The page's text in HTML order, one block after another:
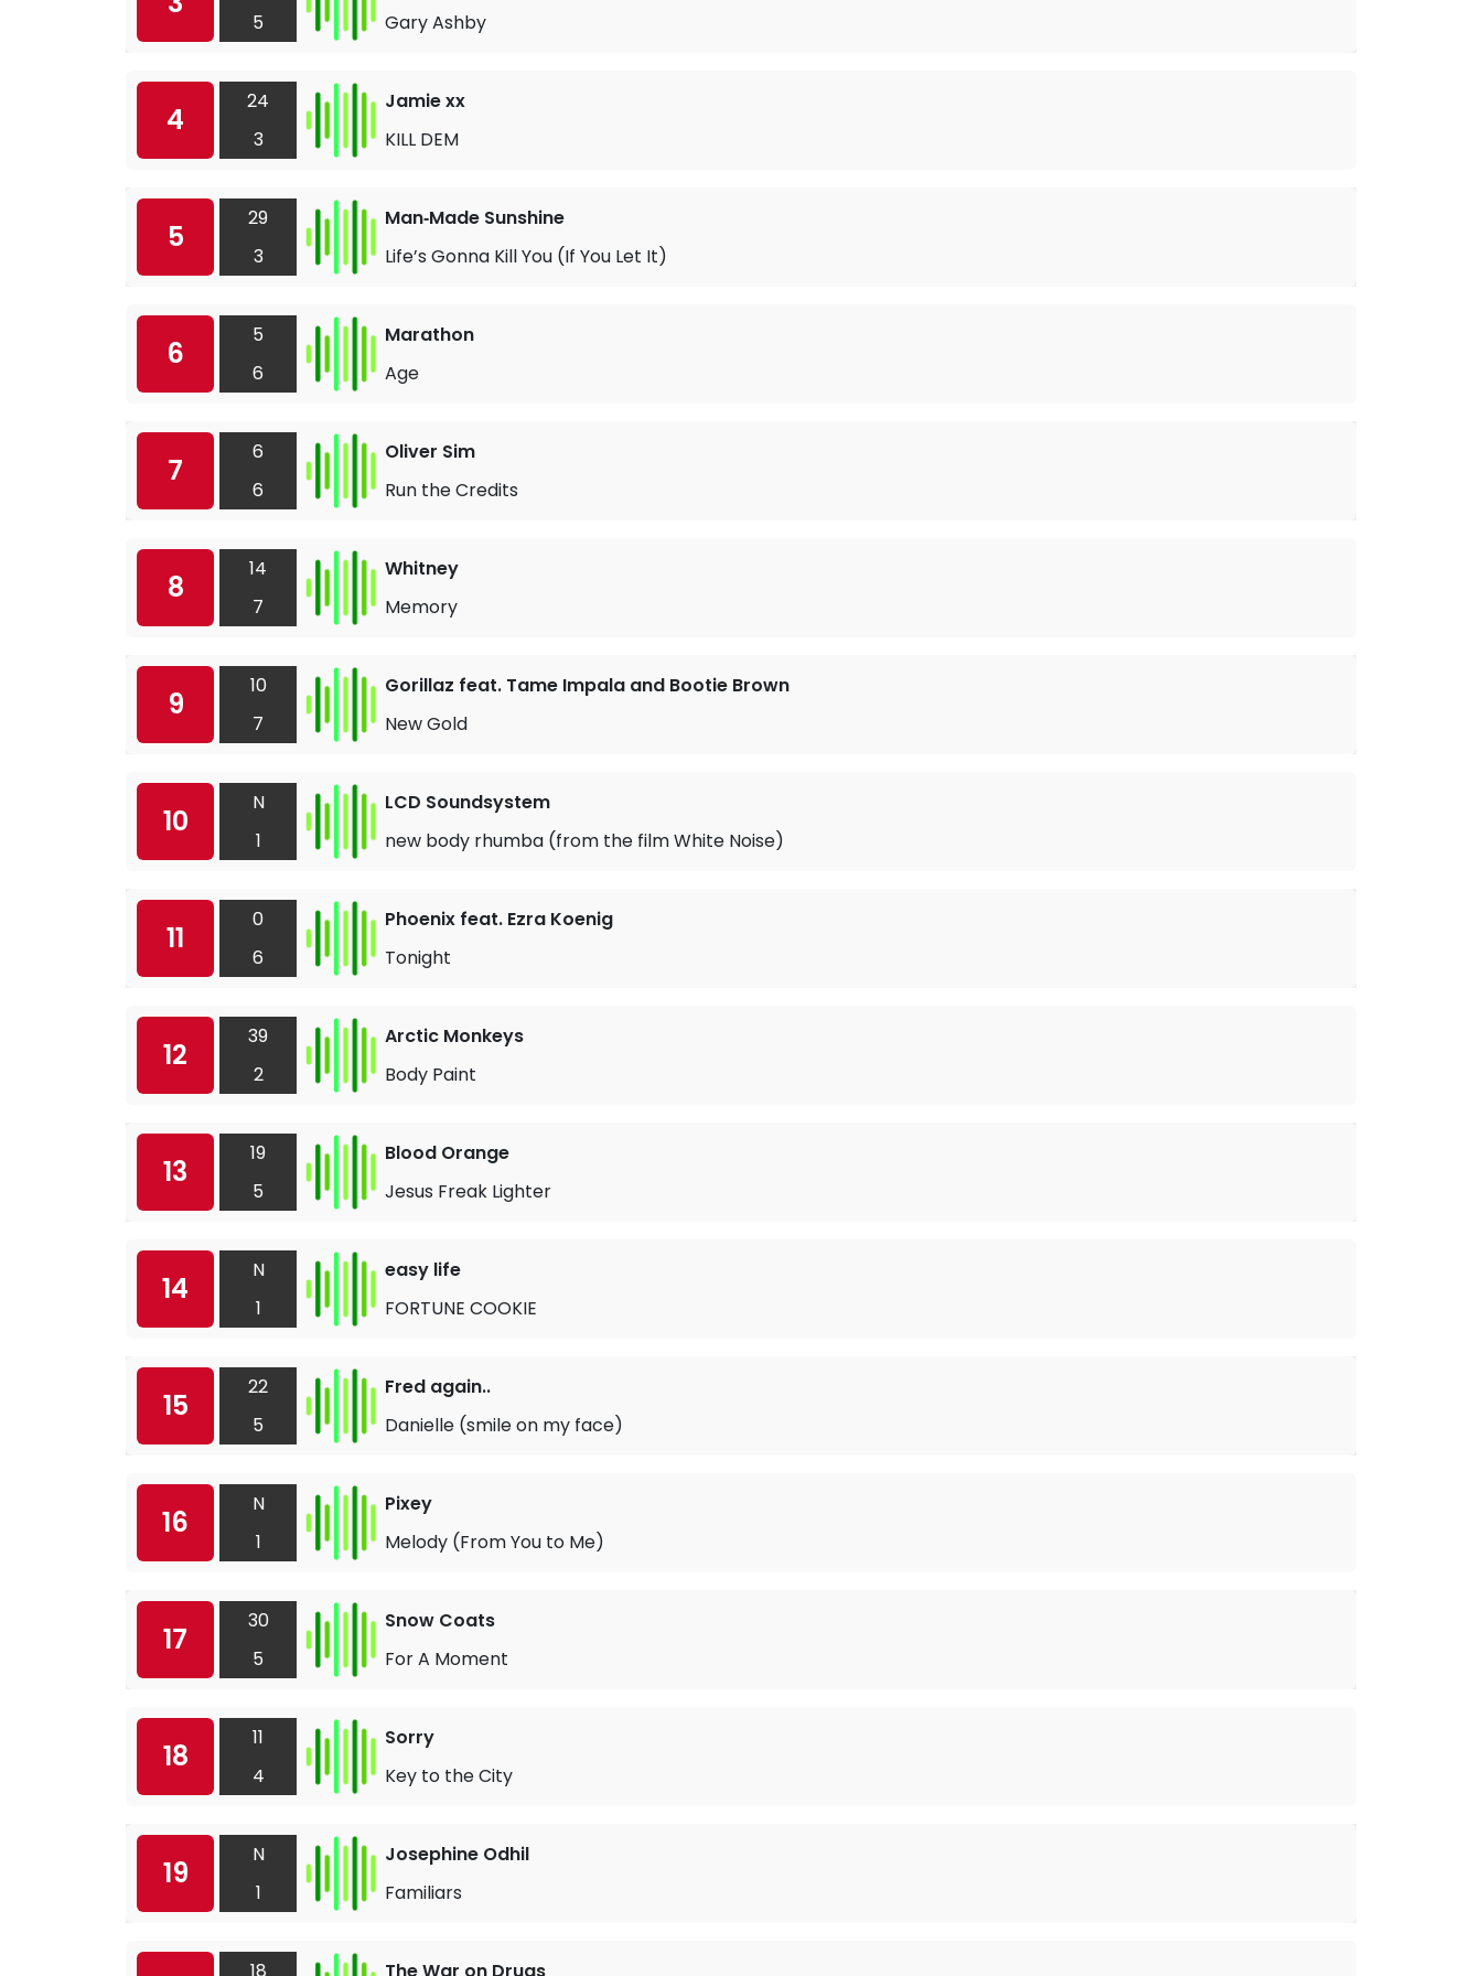
5
Gary Ashby
4
24
3
Jamie xx
KILL DEM
5
29
3
Man‐Made Sunshine
Life’s Gonna Kill You (If You Let It)
6
5
6
Marathon
Age
7
6
6
Oliver Sim
Run the Credits
8
14
7
Whitney
Memory
9
10
7
Gorillaz feat. Tame Impala and Bootie Brown
New Gold
10
N
1
LCD Soundsystem
new body rhumba (from the film White Noise)
11
0
6
Phoenix feat. Ezra Koenig
Tonight
12
39
2
Arctic Monkeys
Body Paint
13
19
5
Blood Orange
Jesus Freak Lighter
14
N
1
easy life
FORTUNE COOKIE
15
22
5
Fred again..
Danielle (smile on my face)
16
N
1
Pixey
Melody (From You to Me)
17
30
5
Snow Coats
For A Moment
18
11
4
Sorry
Key to the City
19
N
1
Josephine Odhil
Familiars
18 The War on Drugs